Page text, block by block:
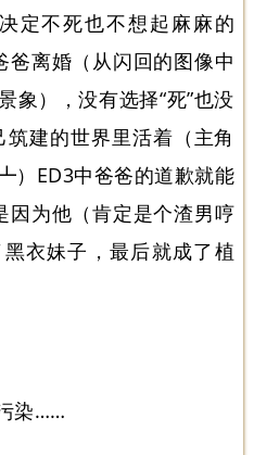
定不死也不想起麻麻的
爸离婚（从闪回的图像中
象），没有选择“死”也没
筑建的世界里活着（主角
ED3中爸爸的道歉就能
因为他（肯定是个渣男哼
衣妹子，最后就成了植
染……